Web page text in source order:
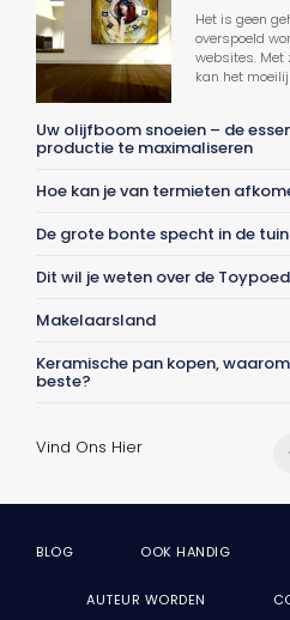
Het is geen
overspoeld
websites. Met
kan het
Uw olijfboom snoeien – de
productie te maximaliseren
Hoe kan je van termieten
De grote bonte specht in de tuin
Dit wil je weten over de
Makelaarsland
Keramische pan kopen,
beste?
Vind Ons Hier
BLOG OOK HANDIG
AUTEUR WORDEN